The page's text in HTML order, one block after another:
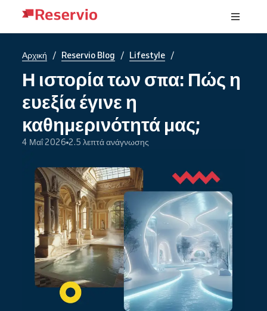
Αρχική / Reservio Blog / Lifestyle /
Η ιστορία των σπα: Πώς η
ευεξία έγινε η
καθημερινότητά μας;
4 Μαΐ 2026 2.5 λεπτά ανάγνωσης